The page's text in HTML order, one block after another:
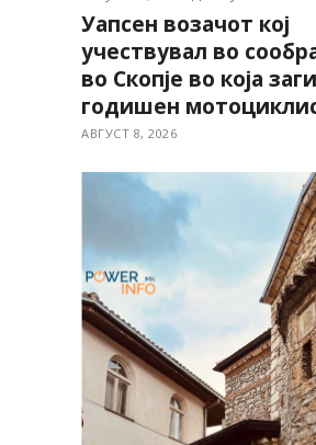
Уапсен возачот кој
учествувал во
во Скопје во која
годишен
АВГУСТ 8, 2026